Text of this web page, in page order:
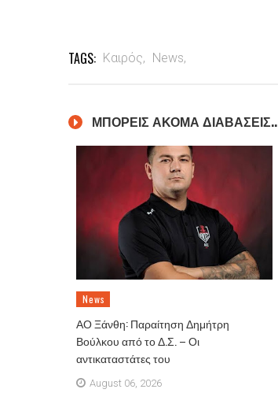
TAGS: Καιρός, News,
ΜΠΟΡΕΙΣ ΑΚΟΜΑ ΔΙΑΒΑΣΕΙΣ..
News
ΑΟ Ξάνθη: Παραίτηση Δημήτρη
Βούλκου από το Δ.Σ. – Οι
αντικαταστάτες του
August 06, 2026